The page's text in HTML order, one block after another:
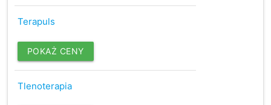
Terapuls
POKAŻ CENY
Tlenoterapia